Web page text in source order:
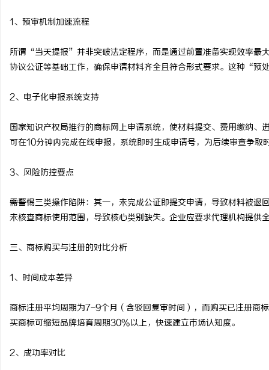
1、预审机制加速流程
所谓“当天提报”并非突破法定程序，而是通过前置准备实现效率最
协议公证等基础工作，确保申请材料齐全且符合形式要求。这种“
2、电子化申报系统支持
国家知识产权局推行的商标网上申请系统，使材料提交、费用缴纳
可在10分钟内完成在线申报，系统即时生成申请号，为后续审查争取
3、风险防控要点
需警惕三类操作陷阱：其一，未完成公证即提交申请，导致材料被
未核查商标使用范围，导致核心类别缺失。企业应要求代理机构提供
三、商标购买与注册的对比分析
1、时间成本差异
商标注册平均周期为7-9个月（含驳回复审时间），而购买已注册商
买商标可缩短品牌培育周期30%以上，快速建立市场认知度。
2、成功率对比